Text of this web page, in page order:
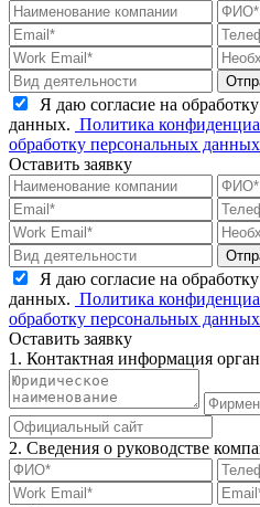
Я даю согласие на
данных. Политика
обработку персональных данных
Оставить заявку
Я даю согласие на
данных. Политика
обработку персональных данных
Оставить заявку
1. Контактная информация
2. Сведения о руководстве